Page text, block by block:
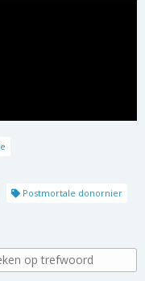
Postmortale donornier